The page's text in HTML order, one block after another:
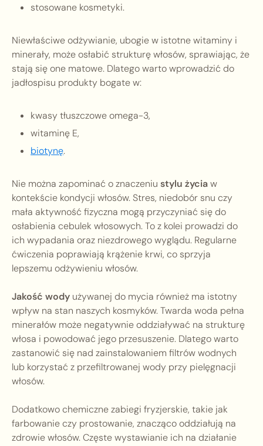
stosowane kosmetyki.
Niewłaściwe odżywianie, ubogie w istotne witaminy i
minerały, może osłabić strukturę włosów, sprawiając, że
stają się one matowe. Dlatego warto wprowadzić do
jadłospisu produkty bogate w:
kwasy tłuszczowe omega-3,
witaminę E,
biotynę.
Nie można zapominać o znaczeniu stylu życiaw
kontekście kondycji włosów. Stres, niedobór snu czy
mała aktywność fizyczna mogą przyczyniać się do
osłabienia cebulek włosowych. To z kolei prowadzi do
ich wypadania oraz niezdrowego wyglądu. Regularne
ćwiczenia poprawiają krążenie krwi, co sprzyja
lepszemu odżywieniu włosów.
Jakość wody używanej do mycia również ma istotny
wpływ na stan naszych kosmyków. Twarda woda pełna
minerałów może negatywnie oddziaływać na strukturę
włosa i powodować jego przesuszenie. Dlatego warto
zastanowić się nad zainstalowaniem filtrów wodnych
lub korzystać z przefiltrowanej wody przy pielęgnacji
włosów.
Dodatkowo chemiczne zabiegi fryzjerskie, takie jak
farbowanie czy prostowanie, znacząco oddziałują na
zdrowie włosów. Częste wystawianie ich na działanie